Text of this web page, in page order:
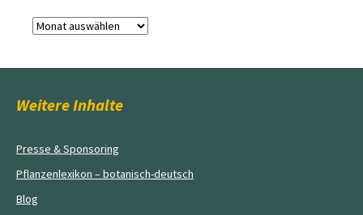
Archiv
Weitere Inhalte
Presse & Sponsoring
Pflanzenlexikon – botanisch-deutsch
Blog